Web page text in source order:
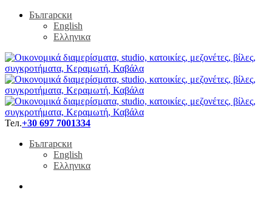
Български
English
Ελληνικα
Тел.+30 697 7001334
Български
English
Ελληνικα